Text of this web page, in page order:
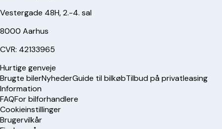
Vestergade 48H, 2.-4. sal
8000 Aarhus
CVR: 42133965
Hurtige genveje
Brugte bilerNyhederGuide til bilkøbTilbud på privatleasing
Information
FAQFor bilforhandlere
Cookieinstillinger
Brugervilkår